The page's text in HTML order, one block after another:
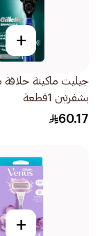
+
بشفرتين 1قطعة
60.17
+